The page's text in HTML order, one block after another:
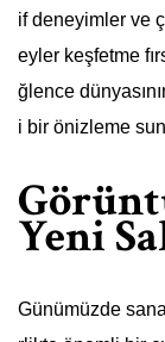
if deneyimler ve
eyler keşfetme
ğlence
i bir önizleme
Yeni
Günümüzde